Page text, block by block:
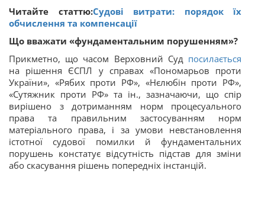
Читайте статтю:Судові витрати: порядок їх
обчислення та компенсації
Що вважати «фундаментальним порушенням»?
Прикметно, що часом Верховний Суд посилається
на рішення ЄСПЛ у справах «Пономарьов проти
України», «Рябих проти РФ», «Нєлюбін проти РФ»,
«Сутяжник проти РФ» та ін., зазначаючи, що спір
вирішено з дотриманням норм процесуального
права та правильним застосуванням норм
матеріального права, і за умови невстановлення
істотної судової помилки й фундаментальних
порушень констатує відсутність підстав для зміни
або скасування рішень попередніх інстанцій.